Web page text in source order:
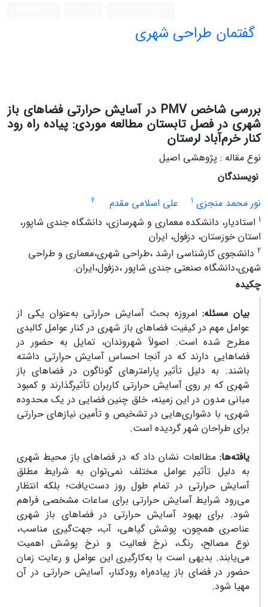
گفتمان طراحی شهری
بررسی شاخص PMV در آسایش حرارتی فضاهای باز
شهری در فصل تابستان مطالعه موردی: پیاده راه رود
کنار خرم‌آباد لرستان
نوع مقاله : پژوهشی اصیل
نویسندگان
نور محمد منجزی 1 علی اسلامی مقدم
2
1 استادیار، دانشکده معماری و شهرسازی، دانشگاه جندی شاپور،
استان خوزستان، دزفول، ایران
2 دانشجوی کارشناسی ارشد ،طراحی شهری،معماری و طراحی
شهری،دانشگاه صنعتی جندی شاپور ،دزفول،ایران.
چکیده
بیان مسئله:امروزه بحث آسایش حرارتی به‌عنوان یکی از
عوامل مهم در کیفیت فضاهای باز شهری در کنار عوامل کالبدی
مطرح شده است. اصولاً شهروندان، تمایل به حضور در
فضاهایی دارند که در آنجا احساس آسایش حرارتی داشته
باشند. به دلیل تأثیر پارامترهای گوناگون در فضاهای باز
شهری که بر روی آسایش حرارتی کاربران تأثیرگذارند و کمبود
مبانی مدون در این زمینه، خلق چنین فضایی در یک محدوده
شهری، با دشواری‌هایی در تشخیص و تأمین نیازهای حرارتی
برای طراحان شهر گردیده است.
یافته‌ها: مطالعات نشان داد که در فضاهای باز محیط شهری
به دلیل تأثیر عوامل مختلف نمی‌توان به شرایط مطلق
آسایش حرارتی در تمام طول روز دست‌یافت؛ بلکه انتظار
می‌رود شرایط آسایش حرارتی برای ساعات مشخصی فراهم
شود. برای بهبود آسایش حرارتی در فضاهای باز شهری
عناصری همچون، پوشش گیاهی، آب، جهت‌گیری مناسب،
نوع مصالح، رنگ، نرخ فعالیت و نرخ پوشش اهمیت
می‌یابند. بدیهی است با به‌کارگیری این عوامل و رعایت زمان
حضور در فضای باز پیاده‌راه رودکنار، آسایش حرارتی در آن
مهیا شود.